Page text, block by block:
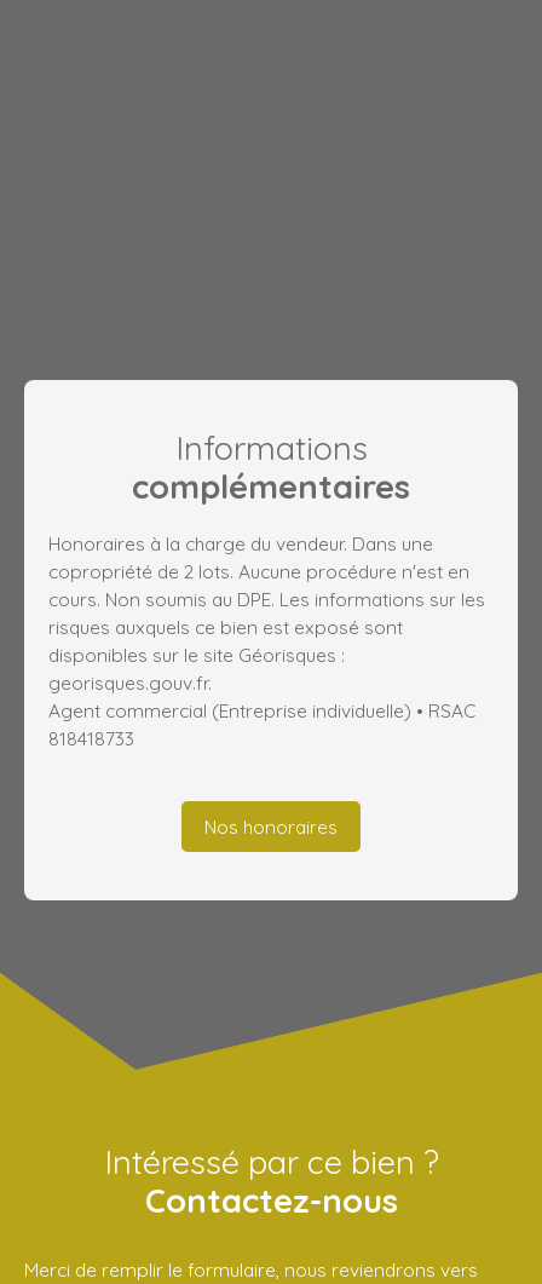
Informations
complémentaires
Honoraires à la charge du vendeur. Dans une
copropriété de 2 lots. Aucune procédure n'est en
cours. Non soumis au DPE. Les informations sur les
risques auxquels ce bien est exposé sont
disponibles sur le site Géorisques :
georisques.gouv.fr.
Agent commercial (Entreprise individuelle) • RSAC
818418733
Nos honoraires
Intéressé par ce bien ?
Contactez-nous
Merci de remplir le formulaire, nous reviendrons vers